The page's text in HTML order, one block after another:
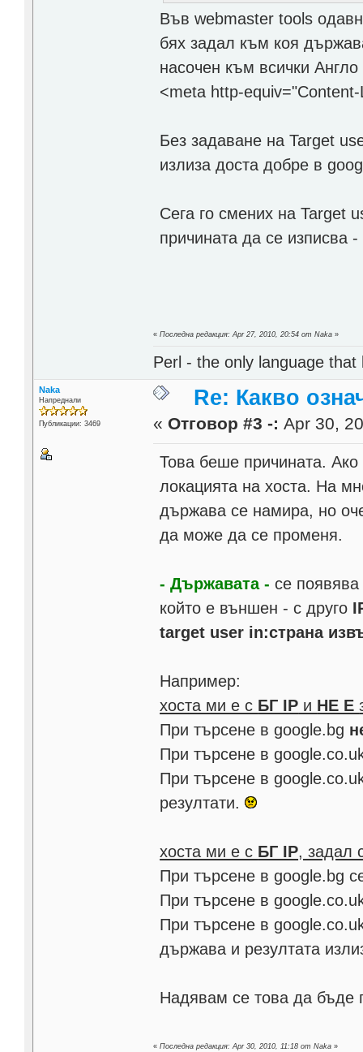
Във webmaster tools
бях задал към коя
насочен към всички
<meta http-
Без задаване на Target
излиза доста добре в
Сега го смених на Target
причината да се изписва -
«Последна редакция: Apr 27, 2010, 20:54 от Naka »
Perl - the only language
Naka
Напреднали
Публикации: 3469
Re: Какво
« Отговор #3 -: Apr 30,
Това беше причината.
локацията на хоста. На
държава се намира, но
да може да се променя.
- Държавата - се появява
който е външен - с друго
target user in:страна
Например:
хоста ми е с БГ IP и НЕ Е
При търсене в google.bg
При търсене в
При търсене в
резултати.
хоста ми е с БГ IP, задал
При търсене в google.bg
При търсене в
При търсене в
държава и резултата
Надявам се това да бъде
«Последна редакция: Apr 30, 2010, 11:18 от Naka »